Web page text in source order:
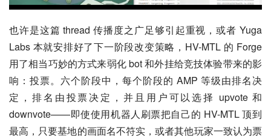
也许是这篇 thread 传播度之广足够引起重视，或者 Yuga
Labs 本就安排好了下一阶段改变策略，HV-MTL 的 Forge
用了相当巧妙的方式来弱化 bot 和外挂给竞技体验带来的影
响：投票。六个阶段中，每个阶段的 AMP 等级由排名决
定，排名由投票决定，并且用户可以选择 upvote 和
downvote——即使使用机器人刷票把自己的 HV-MTL 顶到
最高，只要基地的画面名不符实，或者其他玩家一致认为票